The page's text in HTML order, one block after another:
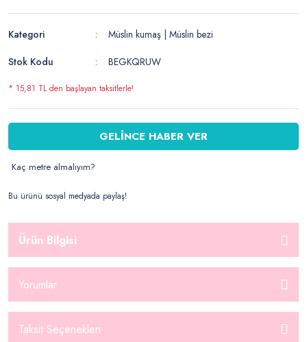
Kategori
Müslin kumaş | Müslin bezi
Stok Kodu
BEGKQRUW
* 15,81 TL den başlayan taksitlerle!
GELİNCE HABER VER
Kaç metre almalıyım?
Bu ürünü sosyal medyada paylaş!
Ürün Bilgisi
Yorumlar
Taksit Seçenekleri